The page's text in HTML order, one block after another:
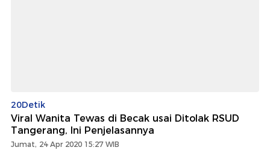
20Detik
Viral Wanita Tewas di Becak usai Ditolak RSUD
Tangerang, Ini Penjelasannya
Jumat, 24 Apr 2020 15:27 WIB